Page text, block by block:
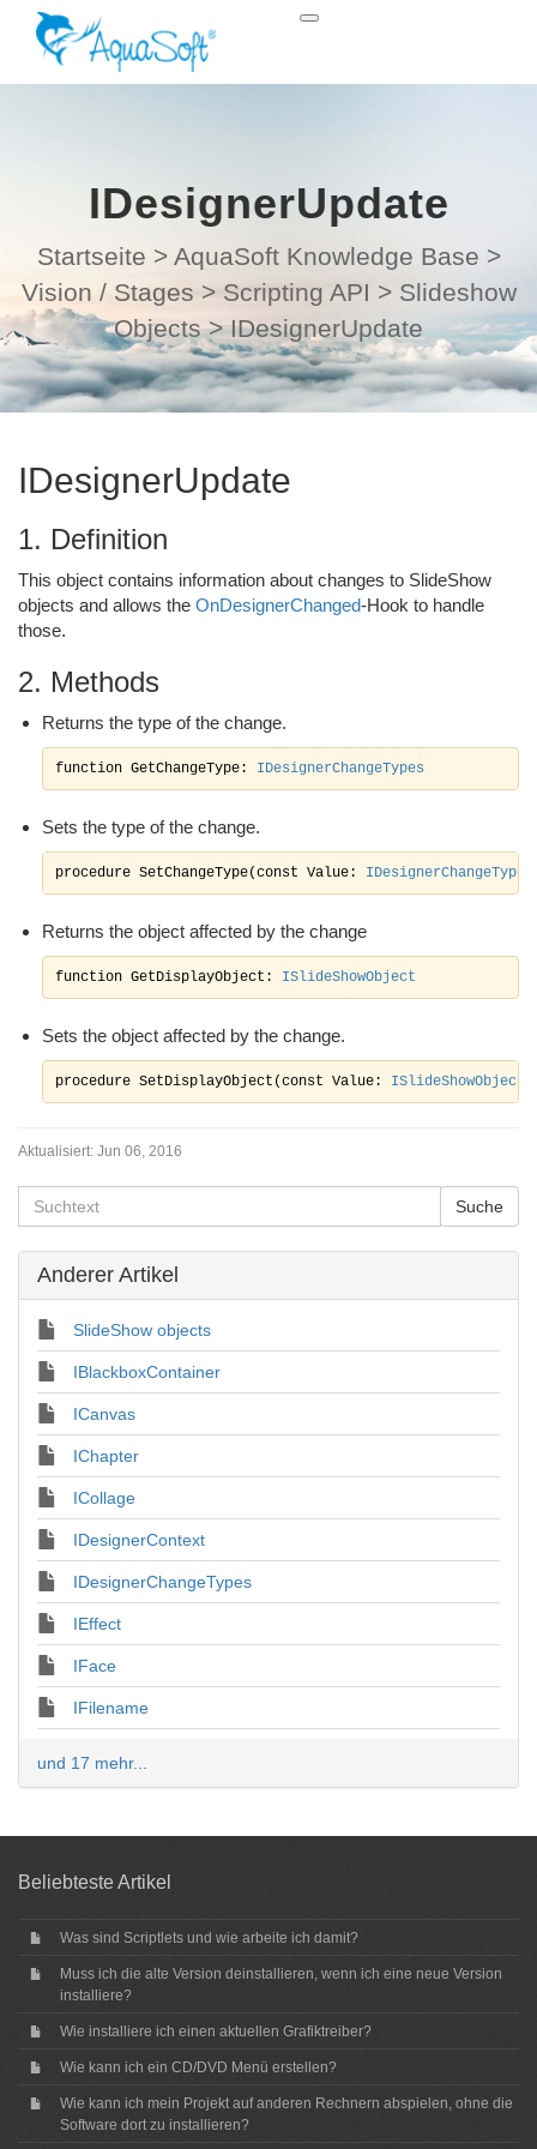
IDesignerUpdate
Startseite > AquaSoft Knowledge Base >
Vision / Stages > Scripting API > Slideshow
Objects > IDesignerUpdate
IDesignerUpdate
1. Definition
This object contains information about changes to SlideShow
objects and allows the OnDesignerChanged-Hook to handle
those.
2. Methods
Returns the type of the change.
function GetChangeType: IDesignerChangeTypes
Sets the type of the change.
procedure SetChangeType(const Value: IDesignerChangeTypes
Returns the object affected by the change
function GetDisplayObject: ISlideShowObject
Sets the object affected by the change.
procedure SetDisplayObject(const Value: ISlideShowObject
Aktualisiert: Jun 06, 2016
Anderer Artikel
SlideShow objects
IBlackboxContainer
ICanvas
IChapter
ICollage
IDesignerContext
IDesignerChangeTypes
IEffect
IFace
IFilename
und 17 mehr...
Beliebteste Artikel
Was sind Scriptlets und wie arbeite ich damit?
Muss ich die alte Version deinstallieren, wenn ich eine neue Version
installiere?
Wie installiere ich einen aktuellen Grafiktreiber?
Wie kann ich ein CD/DVD Menü erstellen?
Wie kann ich mein Projekt auf anderen Rechnern abspielen, ohne die
Software dort zu installieren?